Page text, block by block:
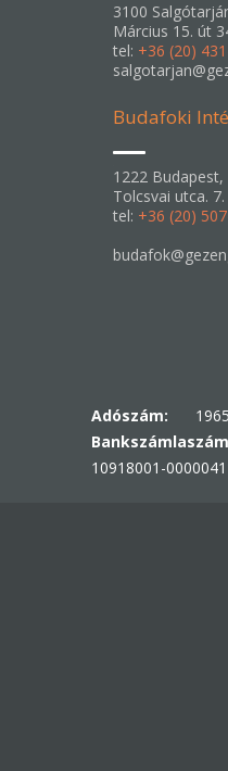
3100
Március 15. út
tel: +36 (20)
Budafoki
1222 Budapest,
Tolcsvai utca. 7.
tel: +36 (20)
Adószám:
10918001-